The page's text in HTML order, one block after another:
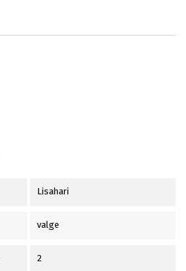
Lisahari
valge
2